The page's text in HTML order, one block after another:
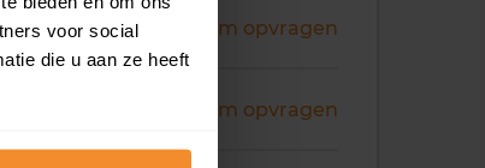
voor social
die u aan ze heeft
Koopsom opvragen
Koopsom opvragen